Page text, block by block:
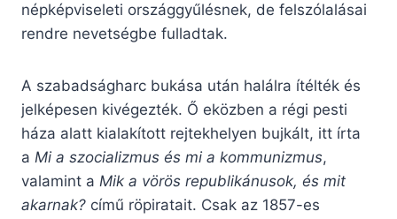
népképviseleti országgyűlésnek, de felszólalásai
rendre nevetségbe fulladtak.
A szabadságharc bukása után halálra ítélték és
jelképesen kivégezték. Ő eközben a régi pesti
háza alatt kialakított rejtekhelyen bujkált, itt írta
a Mi a szocializmus és mi a kommunizmus,
valamint a Mik a vörös republikánusok, és mit
akarnak? című röpiratait. Csak az 1857-es